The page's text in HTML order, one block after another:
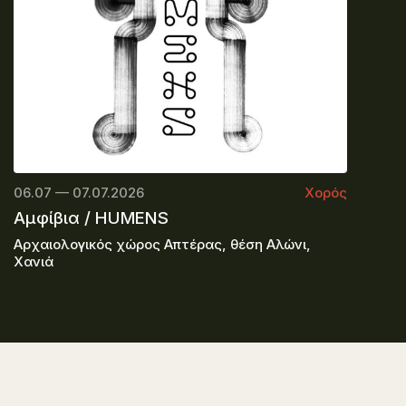
06.07 — 07.07.2026 Χορός
Αμφίβια / HUMENS
Αρχαιολογικός χώρος Απτέρας, θέση Αλώνι,
Χανιά